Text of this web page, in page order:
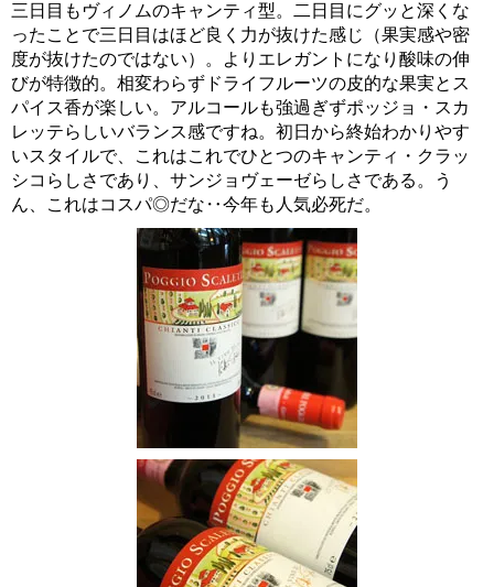
三日目もヴィノムのキャンティ型。二日目にグッと深くな
ったことで三日目はほど良く力が抜けた感じ（果実感や密
度が抜けたのではない）。よりエレガントになり酸味の伸
びが特徴的。相変わらずドライフルーツの皮的な果実とス
パイス香が楽しい。アルコールも強過ぎずポッジョ・スカ
レッテらしいバランス感ですね。初日から終始わかりやす
いスタイルで、これはこれでひとつのキャンティ・クラッ
シコらしさであり、サンジョヴェーゼらしさである。う
ん、これはコスパ◎だな‥今年も人気必死だ。